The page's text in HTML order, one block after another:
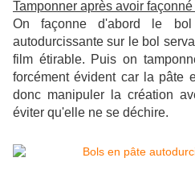
Tamponner après avoir façonné
On façonne d'abord le
autodurcissante sur le bol
film étirable. Puis on
forcément évident car la pâte
donc manipuler la création
éviter qu'elle ne se déchire.